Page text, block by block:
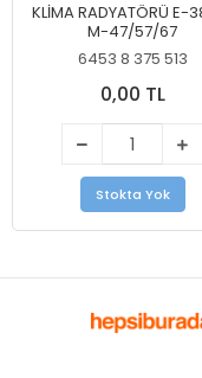
KLİMA RADYATÖRÜ E-
M-47/57/67
6453 8 375 513
0,00 TL
Stokta Yok